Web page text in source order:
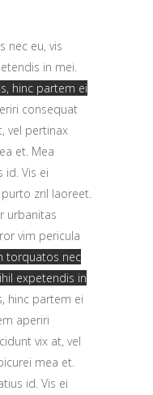
nec eu, vis
in mei.
hinc partem ei
consequat
vel pertinax
et. Mea
id. Vis ei
zril laoreet.
urbanitas
vim pericula
torquatos nec
expetendis in
hinc partem ei
aperiri
vix at, vel
mea et.
id. Vis ei